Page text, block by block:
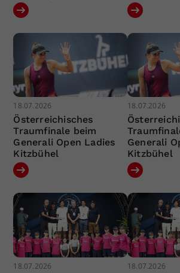
18.07.2026
Österreichisches
Traumfinale beim
Generali Open Ladies
Kitzbühel
18.07.2026
Generali
Kitzbühel
18.07.2026 18.07.2026